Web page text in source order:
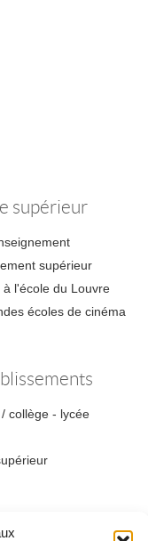
supérieur
supérieur
l'école du Louvre
écoles de cinéma
collège - lycée